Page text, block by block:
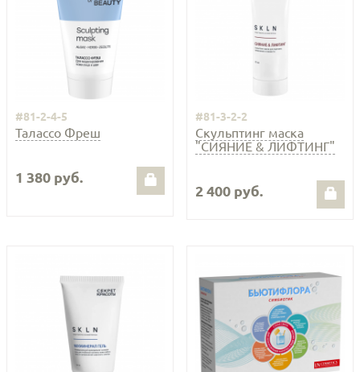
#81-2-4-5
Талассо Фреш
1 380 руб.
#81-3-2-2
Скульптинг маска
"СИЯНИЕ & ЛИФТИНГ"
2 400 руб.